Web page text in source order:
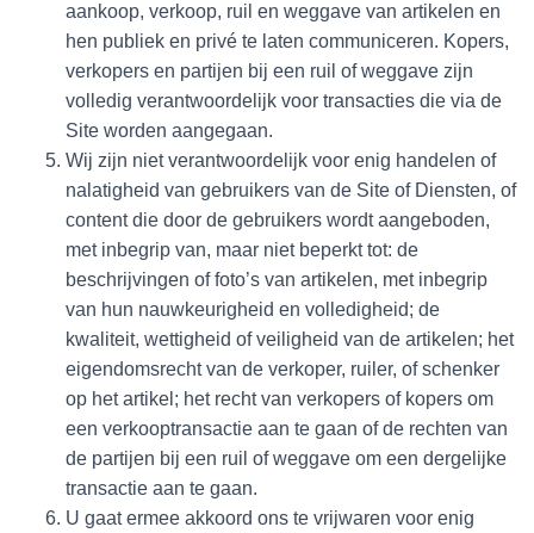
aankoop, verkoop, ruil en weggave van artikelen en
hen publiek en privé te laten communiceren. Kopers,
verkopers en partijen bij een ruil of weggave zijn
volledig verantwoordelijk voor transacties die via de
Site worden aangegaan.
Wij zijn niet verantwoordelijk voor enig handelen of
nalatigheid van gebruikers van de Site of Diensten, of
content die door de gebruikers wordt aangeboden,
met inbegrip van, maar niet beperkt tot: de
beschrijvingen of foto’s van artikelen, met inbegrip
van hun nauwkeurigheid en volledigheid; de
kwaliteit, wettigheid of veiligheid van de artikelen; het
eigendomsrecht van de verkoper, ruiler, of schenker
op het artikel; het recht van verkopers of kopers om
een verkooptransactie aan te gaan of de rechten van
de partijen bij een ruil of weggave om een dergelijke
transactie aan te gaan.
U gaat ermee akkoord ons te vrijwaren voor enig